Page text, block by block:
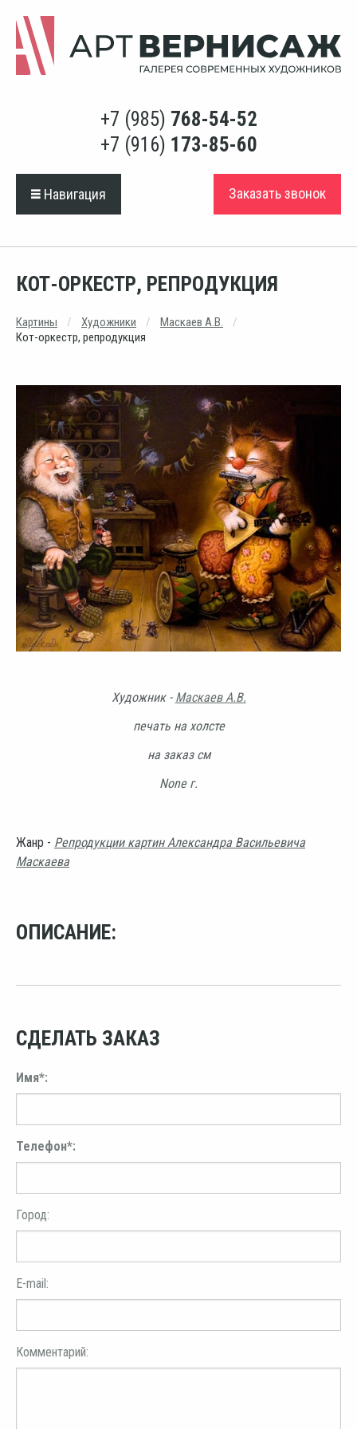
+7 (985) 768-54-52
+7 (916) 173-85-60
Навигация Заказать звонок
КОТ-ОРКЕСТР, РЕПРОДУКЦИЯ
Картины Художники
Маскаев А.В.
Кот-оркестр, репродукция
Художник - Маскаев А.В.
печать на холсте
на заказ см
None г.
Жанр - Репродукции картин Александра Васильевича
Маскаева
ОПИСАНИЕ:
СДЕЛАТЬ ЗАКАЗ
Имя*:
Телефон*:
Город:
E-mail:
Комментарий: